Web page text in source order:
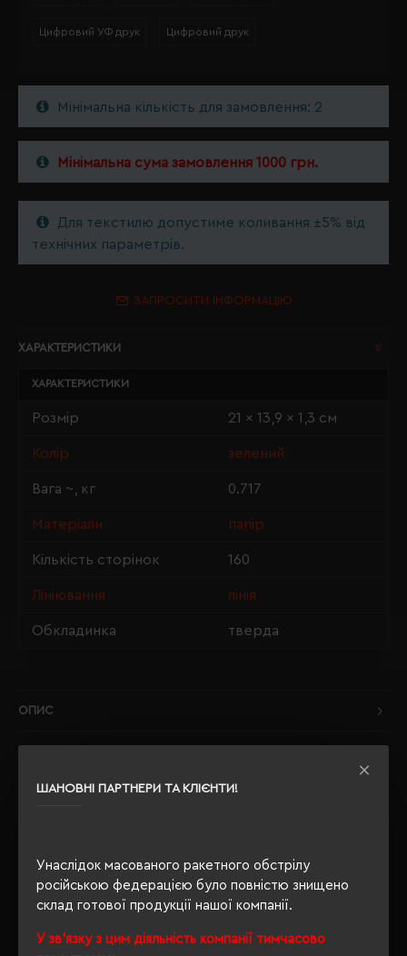
ШАНОВНІ ПАРТНЕРИ ТА КЛІЄНТИ!
Унаслідок масованого ракетного обстрілу
російською федерацією було повністю знищено
склад готової продукції нашої компанії.
У зв'язку з цим діяльність компанії тимчасово
Цифровий УФ друк Цифровий друк
Мінімальна кількість для замовлення: 2
Мінімальна сума замовлення 1000 грн.
Для текстилю допустиме коливання ±5% від
технічних параметрів.
ЗАПРОСИТИ ІНФОРМАЦІЮ
ХАРАКТЕРИСТИКИ
ХАРАКТЕРИСТИКИ
Розмір 21 x 13,9 x 1,3 см
Колір зелений
Вага ~, кг 0.717
Матеріали папір
Кількість сторінок 160
Лініювання лінія
Обкладинка тверда
ОПИС